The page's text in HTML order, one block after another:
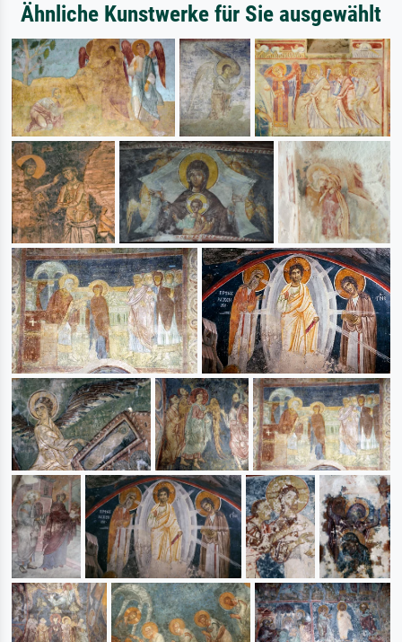
Ähnliche Kunstwerke für Sie ausgewählt